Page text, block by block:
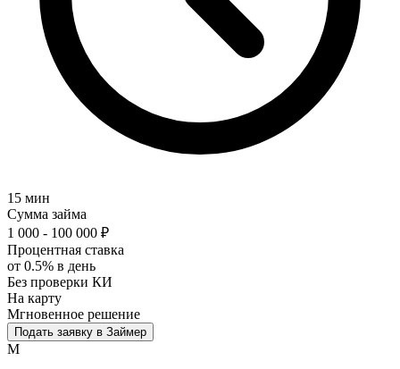
15 мин
Сумма займа
1 000 - 100 000 ₽
Процентная ставка
от 0.5% в день
Без проверки КИ
На карту
Мгновенное решение
Подать заявку в Займер
М